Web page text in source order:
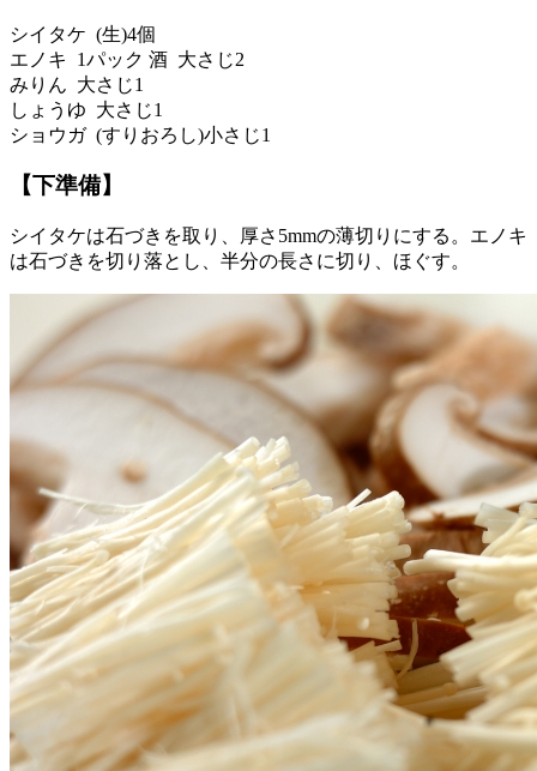
シイタケ (生)4個
エノキ 1パック 酒 大さじ2
みりん 大さじ1
しょうゆ 大さじ1
ショウガ (すりおろし)小さじ1
【下準備】
シイタケは石づきを取り、厚さ5mmの薄切りにする。エノキ
は石づきを切り落とし、半分の長さに切り、ほぐす。